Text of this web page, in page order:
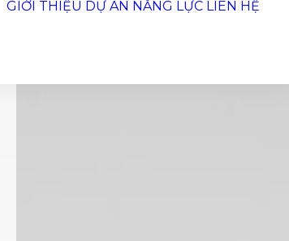
GIỚI THIỆU DỰ ÁN NĂNG LỰC LIÊN HỆ